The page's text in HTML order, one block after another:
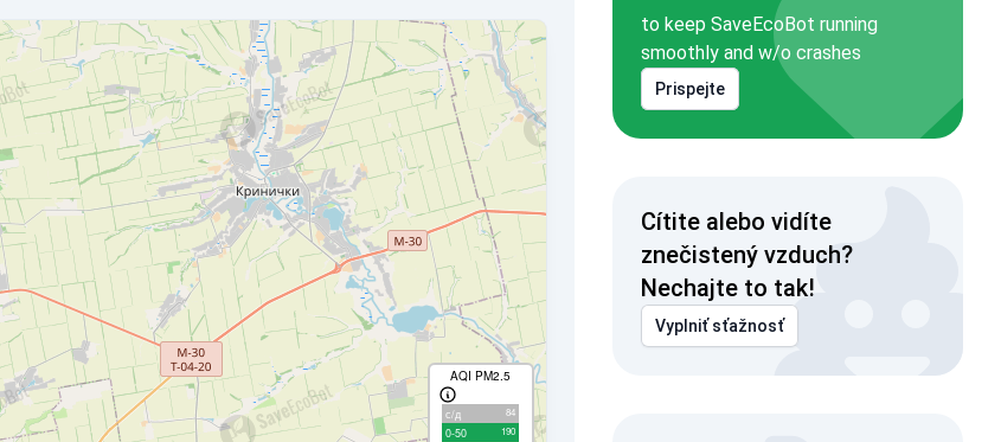
AQI PM2.5
с/д 84
0-50 190
to keep SaveEcoBot running
smoothly and w/o crashes
Prispejte
Cítite alebo vidíte
znečistený vzduch?
Nechajte to tak!
Vyplniť sťažnosť